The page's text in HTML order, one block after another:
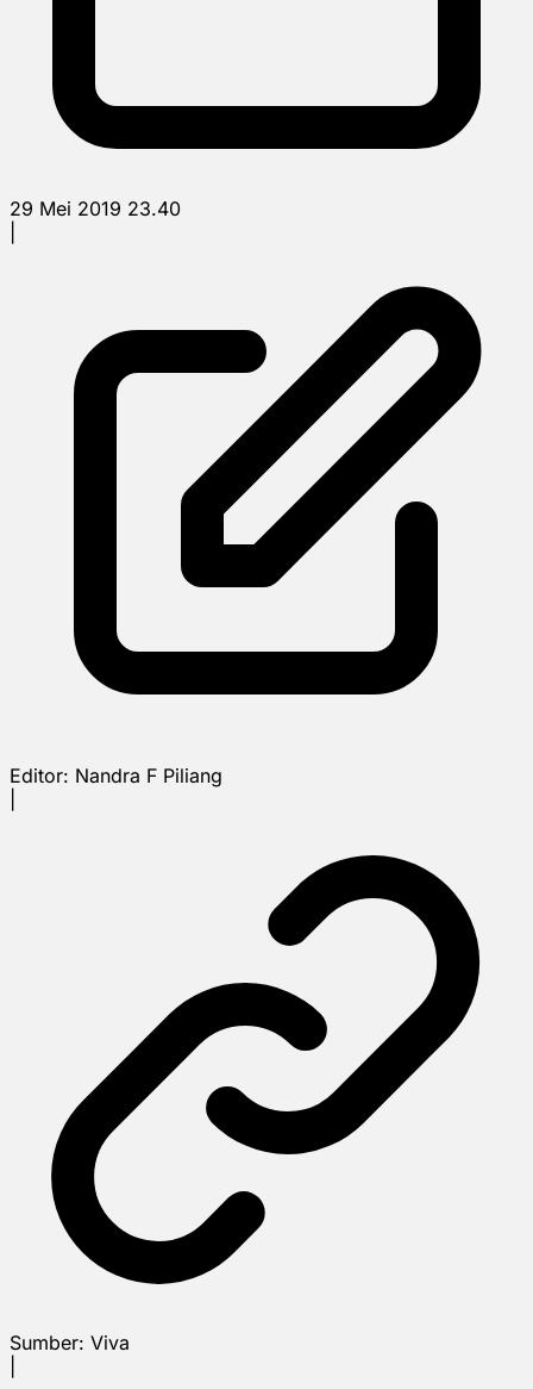
29 Mei 2019 23.40
Editor: Nandra F Piliang
Sumber: Viva